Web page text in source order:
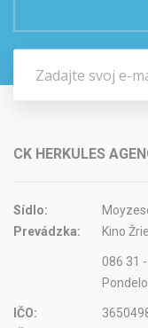
CK HERKULES
Sídlo:
Prevádzka:
Kino
086 31
IČO: